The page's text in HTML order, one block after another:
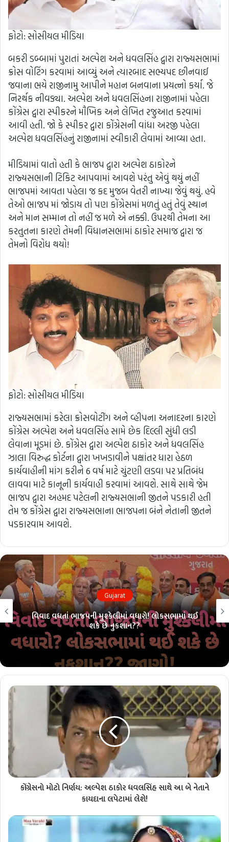
ફોટો: સોસીયલ મીડિયા
બકરી ડબ્બામાં પુરાતાં અલ્પેશ અને ધવલસિંહ દ્વારા રાજ્યસભામાં
ક્રોસ વોટિંગ કરવામાં આવ્યું અને ત્યારબાદ સભ્યપદ છીનવાઈ
જવાના ભયે રાજીનામુ આપીને મહાન બનવાના પ્રયત્નો કર્યા. જે
નિરર્થક નીવડ્યા. અલ્પેશ અને ધવલસિંહના રાજીનામાં પહેલા
કોંગ્રેસ દ્વારા સ્પીકરને મૌખિક અને લેખિત રજુઆત કરવામાં
આવી હતી. જો કે સ્પીકર દ્વારા કોંગ્રેસની વાંધા અરજી પહેલા
અલ્પેશ ધવલસિંહનું રાજીનામાં સ્વીકારી લેવામાં આવ્યા હતા.
મીડિયામાં વાતો હતી કે ભાજપ દ્વારા અલ્પેશ ઠાકોરને
રાજ્યસભાની ટિકિટ આપવામાં આવશે પરંતુ એવું થયું નહીં
ભાજપમાં આવતા પહેલા જ કદ મુજબ વેતરી નાખ્યા જેવું થયું. હવે
તેઓ ભાજપ માં જોડાય તો પણ કોંગ્રેસમાં મળતું હતું તેવું સ્થાન
અને માન સમ્માન તો નહીં જ મળે એ નક્કી. ઉપરથી તેમના આ
કરતુતના કારણે તેમની વિધાનસભામાં ઠાકોર સમાજ દ્વારા જ
તેમનો વિરોધ થયો!
ફોટો: સોસીયલ મીડિયા
રાજ્યસભામાં કરેલા ક્રોસવોટીંગ અને વ્હીપના અનાદરના કારણે
કોંગ્રેસ અલ્પેશ અને ધવલસિંહ સામે છેક દિલ્લી સુંધી લડી
લેવાના મૂડમાં છે. કોંગ્રેસ દ્વારા અલ્પેશ ઠાકોર અને ધવલસિંહ
ઝાલા વિરુદ્ધ કોર્ટના દ્વારા ખખડાવીને પક્ષાંતર ધારા હેઠળ
કાર્યવાહીની માંગ કરીને 6 વર્ષ માટે ચુંટણી લડવા પર પ્રતિબંધ
લાવવા માટે કાનૂની કાર્યવાહી કરવામાં આવશે. સાથે સાથે જેમ
ભાજપ દ્વારા અહમદ પટેલની રાજ્યસભાની જીતને પડકારી હતી
તેમ જ કોંગ્રેસ દ્વારા રાજ્યસભાના ભાજપના બંને નેતાની જીતને
પડકારવામ આવશે.
Gujarat
વિવાદ વધતાં ભાજપની મુશ્કેલીમાં વધારો! લોકસભામાં થઈ
શકે છે નુકશાન??
કોંગ્રેસનો મોટો નિર્ણય: અલ્પેશ ઠાકોર ધવલસિંહ સાથે આ બે નેતાને
કાયદાના લપેટામાં લેશે!